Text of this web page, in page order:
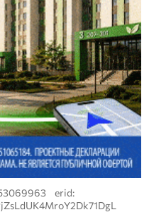
erid: